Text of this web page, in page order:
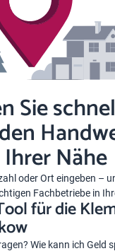
Sie
Ihrer Nähe
oder Ort eingeben –
Fachbetriebe in
für die
Wie kann ich Geld